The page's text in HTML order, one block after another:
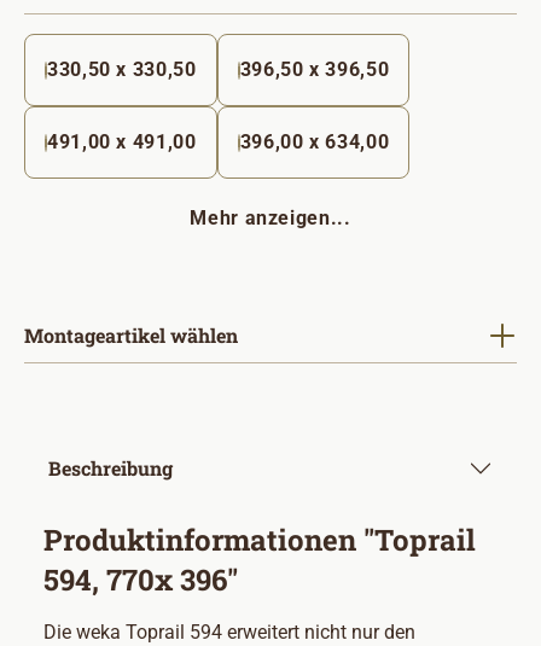
330,50 x 330,50 396,50 x 396,50
491,00 x 491,00 396,00 x 634,00
Mehr anzeigen...
Montageartikel wählen
Beschreibung
Produktinformationen "Toprail
594, 770x 396"
Die weka Toprail 594 erweitert nicht nur den